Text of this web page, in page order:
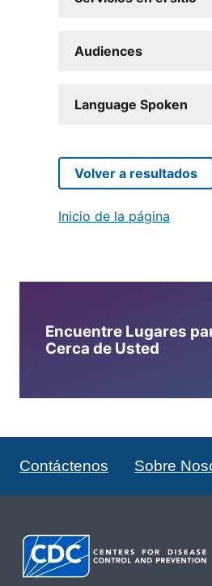
Audiences
Language Spoken
Volver a resultados
Inicio de la página
Encuentre Lugares
Cerca de Usted
Contáctenos Sobre